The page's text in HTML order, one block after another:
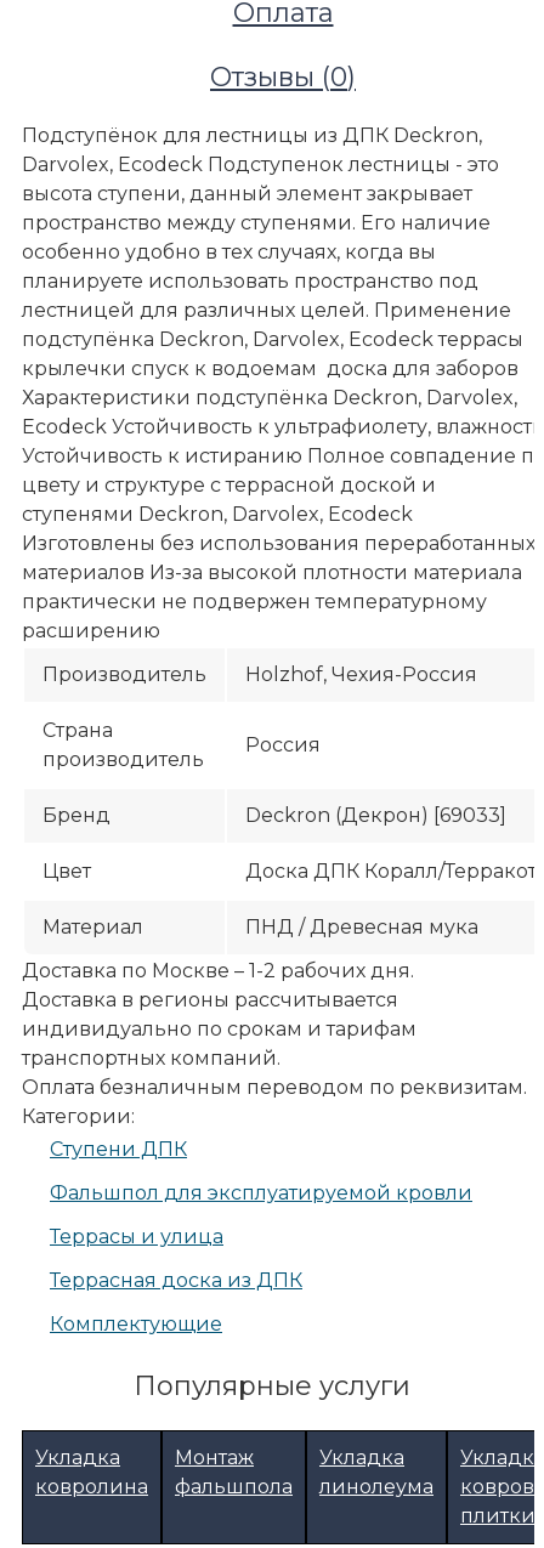
Террасные покрытия
Ступени ДПК
Подступенок универсальный для ступеней
пог.метра), цвет: терракот
Оплата
Отзывы (0)
Подступёнок для лестницы из ДПК Deckron,
Darvolex, Ecodeck Подступенок лестницы - это
высота ступени, данный элемент закрывает
пространство между ступенями. Его наличие
особенно удобно в тех случаях, когда вы
планируете использовать пространство под
лестницей для различных целей. Применение
подступёнка Deckron, Darvolex, Ecodeck террасы
крылечки спуск к водоемам доска для заборов
Характеристики подступёнка Deckron, Darvolex,
Ecodeck Устойчивость к ультрафиолету,
Устойчивость к истиранию Полное совпадение
цвету и структуре с террасной доской и
ступенями Deckron, Darvolex, Ecodeck
Изготовлены без использования переработанных
материалов Из-за высокой плотности материала
практически не подвержен температурному
расширению
Производитель
Holzhof, Чехия-Россия
Страна
производитель
Россия
Бренд Deckron (Декрон) [69033]
Цвет Доска ДПК Коралл/
Материал
ПНД / Древесная мука
Доставка по Москве – 1-2 рабочих дня.
Доставка в регионы рассчитывается
индивидуально по срокам и тарифам
транспортных компаний.
Оплата безналичным переводом по реквизитам.
Категории:
Ступени ДПК
Фальшпол для эксплуатируемой кровли
Террасы и улица
Террасная доска из ДПК
Комплектующие
Популярные услуги
Укладка
ковролина
Монтаж
фальшпола
Укладка
линолеума
Укладка
плитки